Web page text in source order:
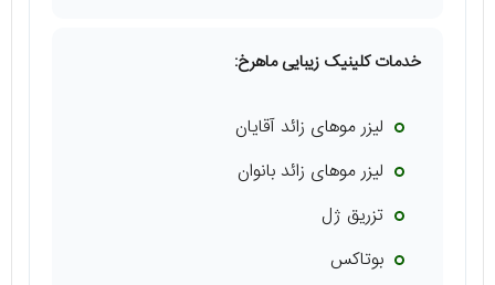
خدمات کلینیک زیبایی ماهرخ:
لیزر موهای زائد آقایان
لیزر موهای زائد بانوان
تزریق ژل
بوتاکس